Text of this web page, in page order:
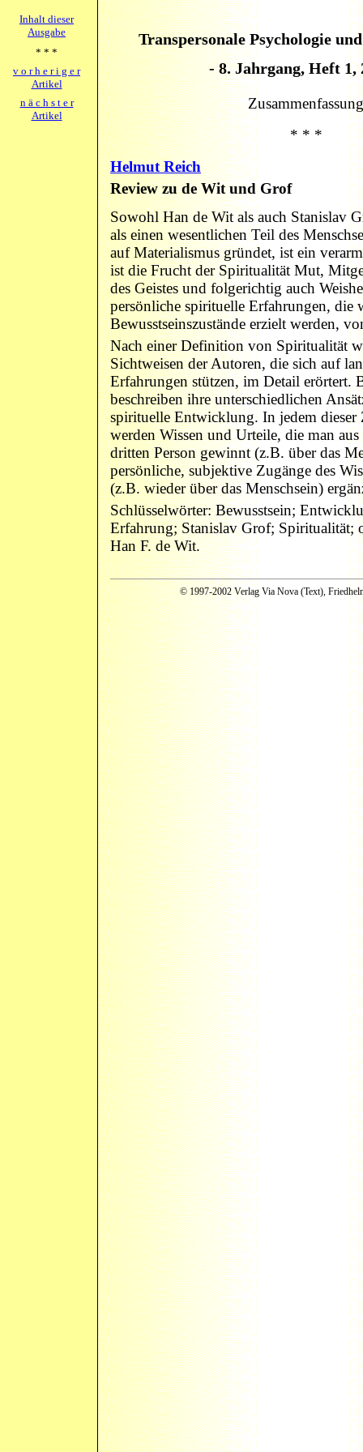
Inhalt dieser
Ausgabe
* * *
v o r h e r i g e r
Artikel
n ä c h s t e r
Artikel
Transpersonale Psychologie
- 8. Jahrgang, Heft 1,
Zusammenfassung
* * *
Helmut Reich
Review zu de Wit und Grof
Sowohl Han de Wit als auch Stanislav
als einen wesentlichen Teil des
auf Materialismus gründet, ist ein
ist die Frucht der Spiritualität Mut,
des Geistes und folgerichtig auch
persönliche spirituelle Erfahrungen, die
Bewusstseinszustände erzielt werden,
Nach einer Definition von Spiritualität
Sichtweisen der Autoren, die sich auf
Erfahrungen stützen, im Detail erörtert.
beschreiben ihre unterschiedlichen
spirituelle Entwicklung. In jedem dieser
werden Wissen und Urteile, die man
dritten Person gewinnt (z.B. über das
persönliche, subjektive Zugänge des
(z.B. wieder über das Menschsein)
Schlüsselwörter: Bewusstsein;
Erfahrung; Stanislav Grof; Spiritualität;
Han F. de Wit.
© 1997-2002 Verlag Via Nova (Text),